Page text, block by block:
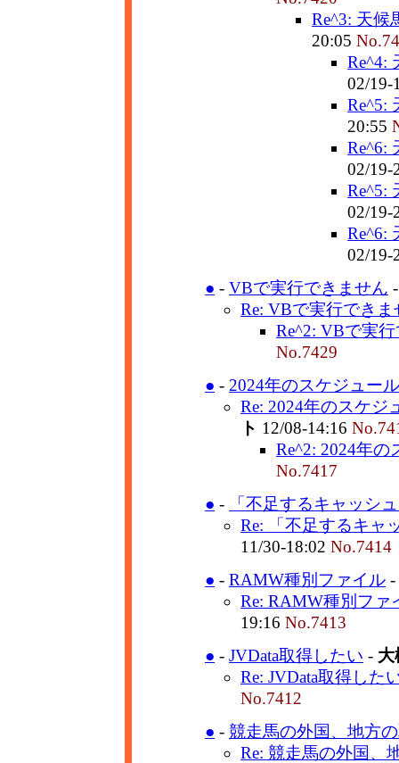
Re^3: 天候
20:05
Re^4:
02/
Re^5:
20:55
Re^6:
02/
Re^5:
02/
Re^6:
02/
● - VBで実行できません
Re: VBで実行できま
Re^2: VBで実
No.7429
● - 2024年のスケジュー
Re: 2024年のスケジ
ト 12/08-14:16
Re^2: 2024年の
No.7417
● -
「不足するキャッシ
Re: 「不足するキャ
11/30-18:02 No.7414
● - RAMW種別ファイル -
Re: RAMW種別ファ
19:16 No.7413
● - JVData取得したい - 大
Re: JVData取得した
No.7412
● - 競走馬の外国、地方
Re: 競走馬の外国、